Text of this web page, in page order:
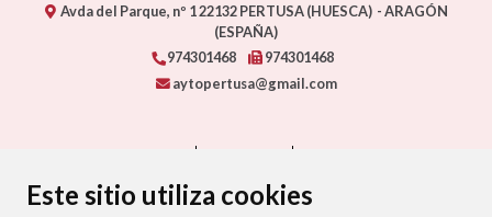
Este sitio utiliza cookies
Avda del Parque, nº 122132 PERTUSA (HUESCA) - ARAGÓN
(ESPAÑA)
974301468
974301468
aytopertusa@gmail.com
PROTECCIÓN DE DATOS
POLÍTICA DE COOKIES